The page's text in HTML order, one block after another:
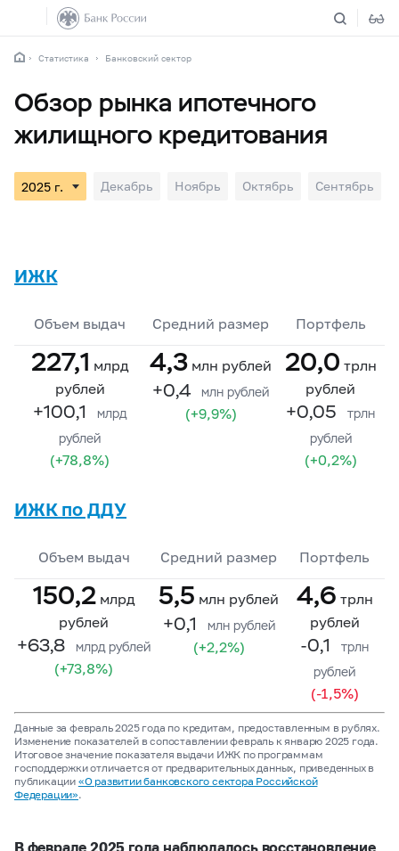
Статистика Банковский сектор
Обзор рынка ипотечного
жилищного кредитования
Декабрь Ноябрь Октябрь Сентябрь
ИЖК
Объем выдач Средний размер Портфель
227,1 млрд
рублей
+100,1
млрд
рублей
(+78,8%)
4,3 млн рублей
+0,4 млн рублей
(+9,9%)
20,0 трлн
рублей
+0,05
трлн
рублей
(+0,2%)
ИЖК по ДДУ
Объем выдач Средний размер Портфель
150,2млрд
рублей
+63,8 млрд рублей
(+73,8%)
5,5 млн рублей
+0,1 млн рублей
(+2,2%)
4,6 трлн
рублей
-0,1
трлн
рублей
(-1,5%)
Данные за февраль 2025 года по кредитам, предоставленным в рублях.
Изменение показателей в сопоставлении февраль к январю 2025 года.
Итоговое значение показателя выдачи ИЖК по программам
господдержки отличается от предварительных данных, приведенных в
публикации «О развитии банковского сектора Российской
Федерации».
В феврале 2025 года наблюдалось восстановление